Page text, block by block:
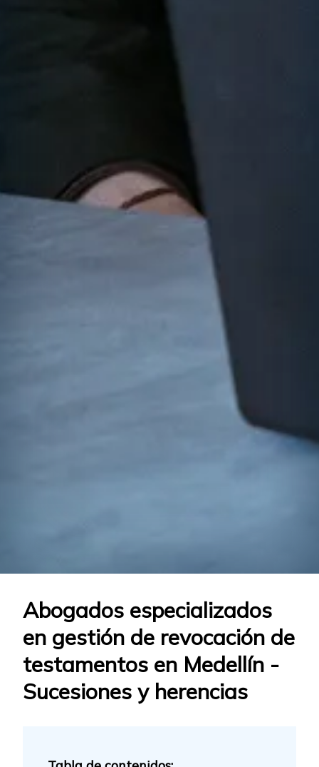
Abogados especializados
en gestión de revocación de
testamentos en Medellín -
Sucesiones y herencias